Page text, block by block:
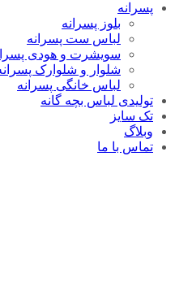
پسرانه
بلوز پسرانه
لباس ست پسرانه
سویشرت و هودی
شلوار و شلوارک
لباس خانگی پسرانه
تولیدی لباس بچه گانه
تک سایز
وبلاگ
تماس با ما